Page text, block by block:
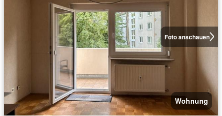
Foto anschauen
Wohnung